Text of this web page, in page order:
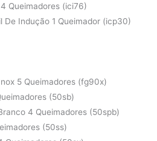
Queimadores (ici76)
De Indução 1 Queimador (icp30)
5 Queimadores (fg90x)
(50sb)
4 Queimadores (50spb)
(50ss)